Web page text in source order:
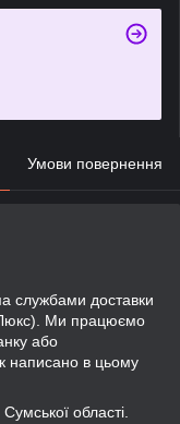
Умови повернення
службами доставки
Ми працюємо
або
написано в цьому
області.